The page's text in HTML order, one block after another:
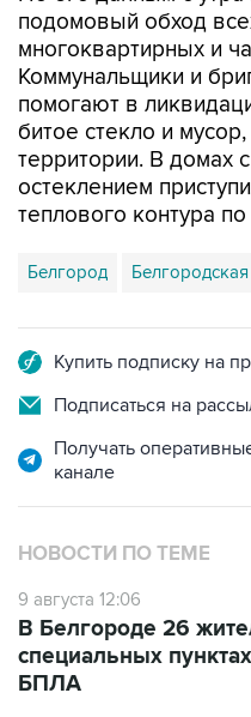
подомовый обход
многоквартирных и
Коммунальщики и
помогают в
битое стекло и
территории. В домах
остеклением
теплового контура
Белгород
Купить подписку на
Подписаться на
Получать
канале
НОВОСТИ ПО ТЕМЕ
9 августа 12:06
В Белгороде 26
специальных
БПЛА